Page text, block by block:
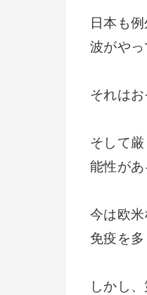
日本も
波がやっ
それは
そして
能性が
今は欧
免疫を
しかし